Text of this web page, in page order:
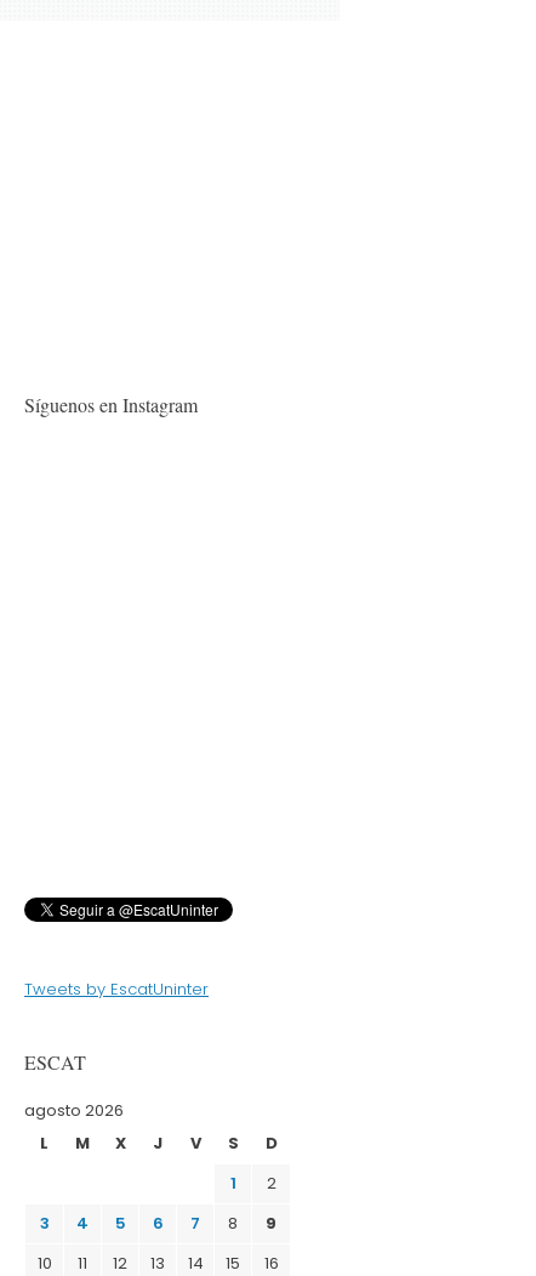
Síguenos en Instagram
Tweets by EscatUninter
ESCAT
agosto 2026
L
M X J V S
D
1
2
3
4 5 6 7 8
9
10
11 12 13 14 15
16